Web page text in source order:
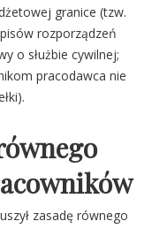
granice (tzw.
rozporządzeń
o służbie cywilnej;
pracodawca nie
zasadę równego